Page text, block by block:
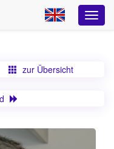
zur Übersicht